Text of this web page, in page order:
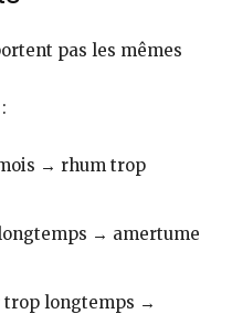
pas les mêmes
→ rhum trop
→ amertume
trop longtemps →